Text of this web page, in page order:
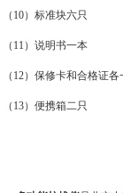
（ 10）标准块六只
（ 11 ）说明书一本
（ 12）保修卡和合格证各
（ 13）便携箱二只